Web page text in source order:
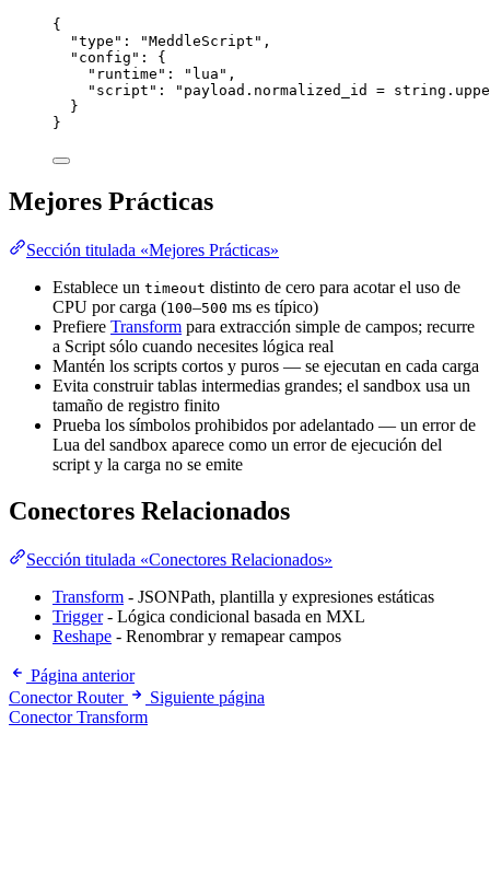
{
"type" : "MeddleScript " ,
"config" : {
"runtime" : " lua " ,
"script" : " payload.normalized_id =
}
}
Mejores Prácticas
Sección titulada «Mejores Prácticas»
Establece un timeout distinto de cero para acotar el uso de
CPU por carga (100–500 ms es típico)
Prefiere Transform para extracción simple de campos; recurre
a Script sólo cuando necesites lógica real
Mantén los scripts cortos y puros — se ejecutan en cada carga
Evita construir tablas intermedias grandes; el sandbox usa un
tamaño de registro finito
Prueba los símbolos prohibidos por adelantado — un error de
Lua del sandbox aparece como un error de ejecución del
script y la carga no se emite
Conectores Relacionados
Sección titulada «Conectores Relacionados»
Transform - JSONPath, plantilla y expresiones estáticas
Trigger- Lógica condicional basada en MXL
Reshape - Renombrar y remapear campos
Página anterior
Conector Router
Siguiente página
Conector Transform